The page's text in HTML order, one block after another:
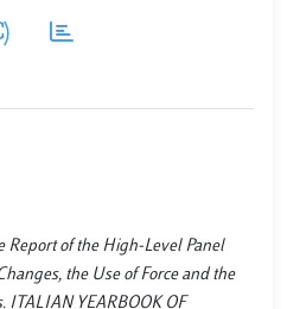
Report of the High-Level Panel
the Use of Force and the
ITALIAN YEARBOOK OF